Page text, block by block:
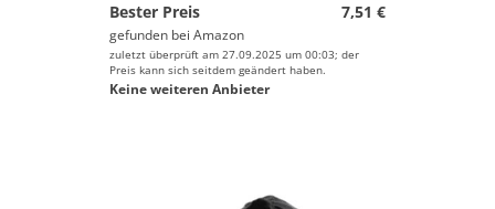
Bester Preis
7,51 €
gefunden bei Amazon
zuletzt überprüft am 27.09.2025 um 00:03; der
Preis kann sich seitdem geändert haben.
Keine weiteren Anbieter